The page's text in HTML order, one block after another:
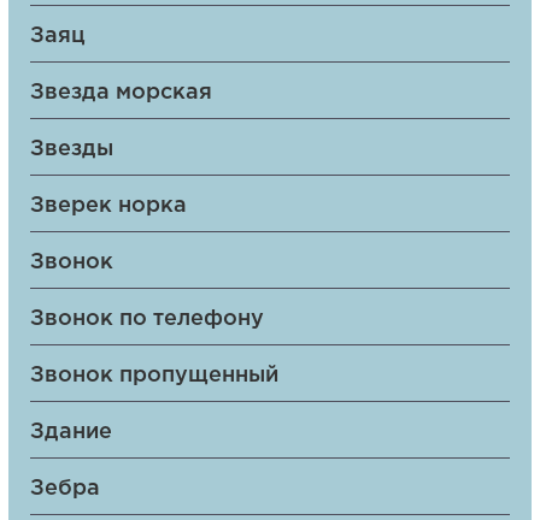
Заяц
Звезда морская
Звезды
Зверек норка
Звонок
Звонок по телефону
Звонок пропущенный
Здание
Зебра